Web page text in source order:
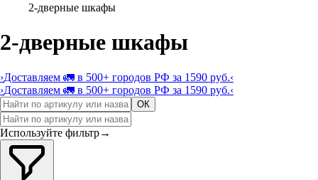
2-дверные шкафы
2-дверные шкафы
›Доставляем 🚛 в 500+ городов РФ за 1590 руб.‹
›Доставляем 🚛 в 500+ городов РФ за 1590 руб.‹
ОК
Используйте фильтр→